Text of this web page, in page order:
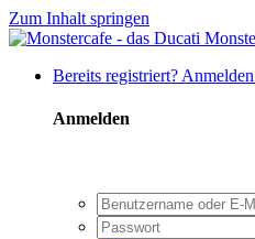
Zum Inhalt springen
Bereits registriert? Anmelden
Anmelden